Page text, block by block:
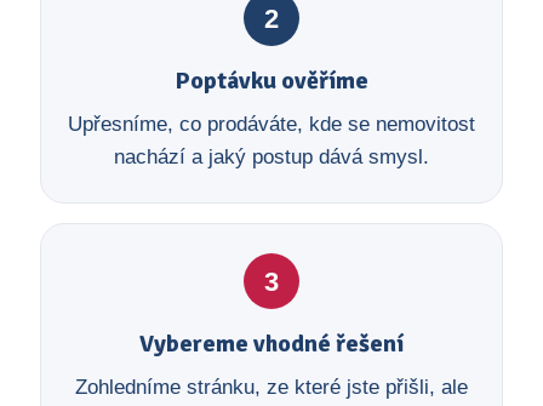
2
Poptávku ověříme
Upřesníme, co prodáváte, kde se nemovitost
nachází a jaký postup dává smysl.
3
Vybereme vhodné řešení
Zohledníme stránku, ze které jste přišli, ale